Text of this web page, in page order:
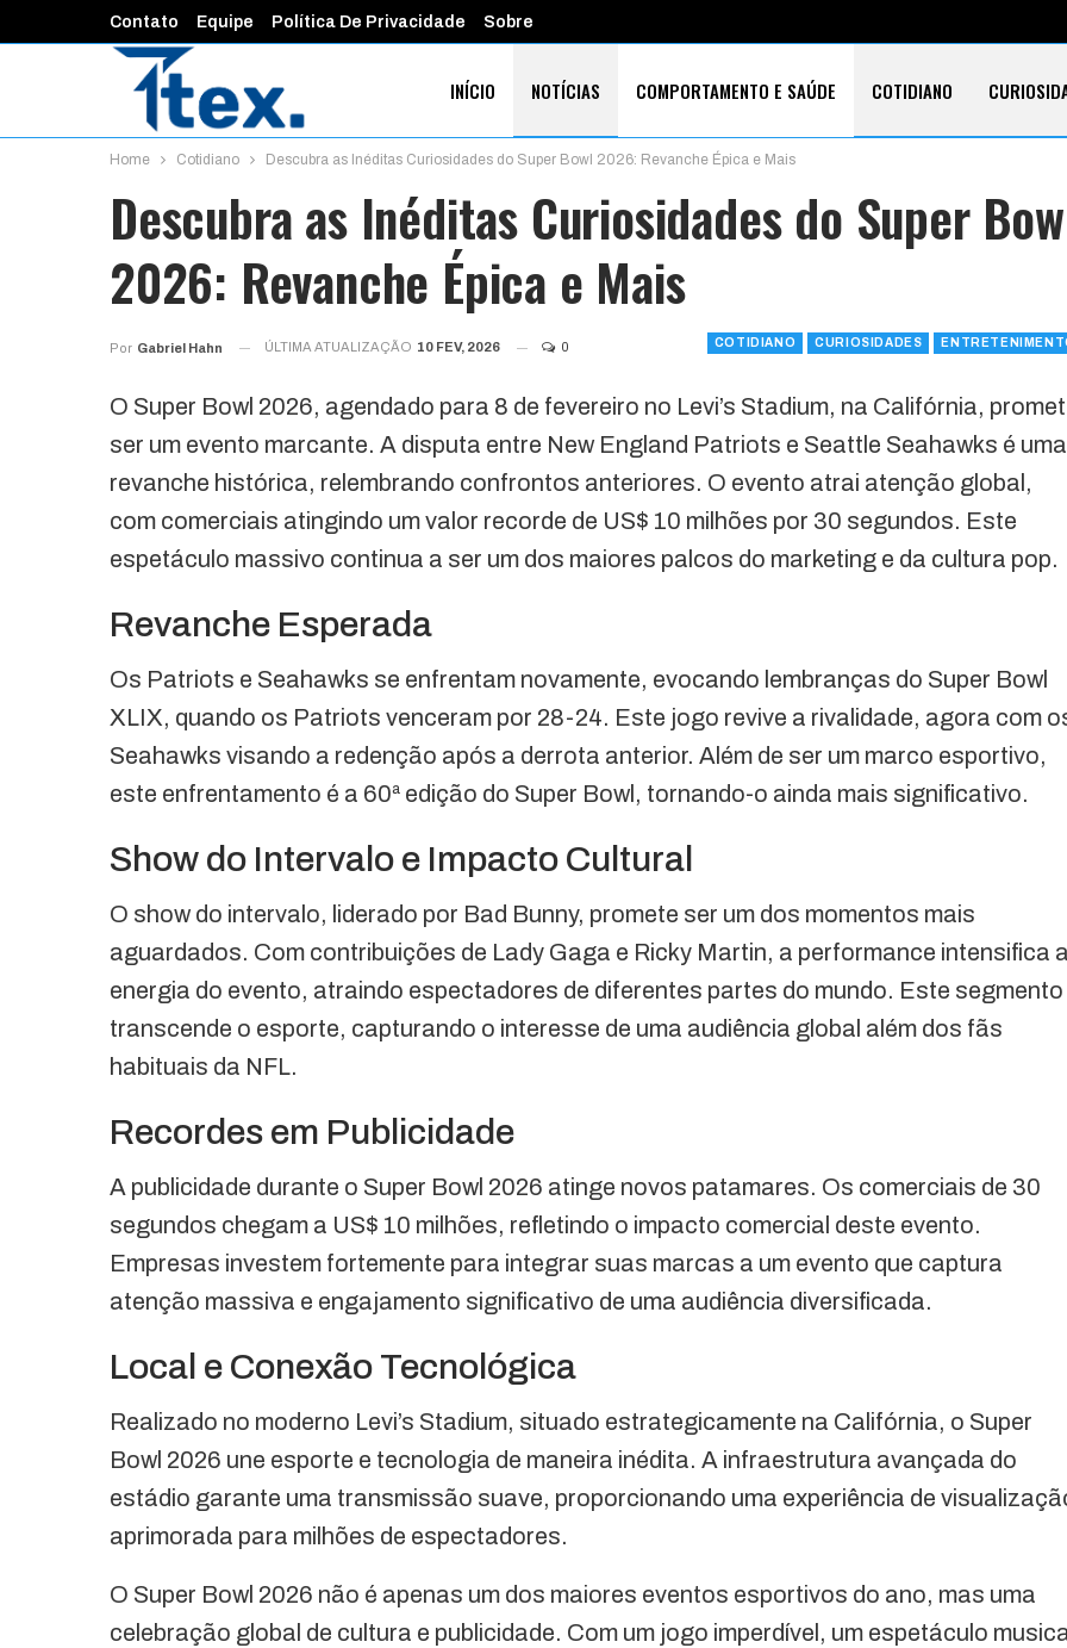
Contato Equipe Política De Privacidade Sobre
INÍCIO NOTÍCIAS COMPORTAMENTO E SAÚDE COTIDIANO
Home Cotidiano Descubra as Inéditas Curiosidades do Super Bowl 2026: Revanche Épica e Mais
Descubra as Inéditas Curiosidades do Super
2026: Revanche Épica e Mais
COTIDIANO CURIOSIDADES
Por Gabriel Hahn ÚLTIMA ATUALIZAÇÃO 10 FEV, 2026 0
O Super Bowl 2026, agendado para 8 de fevereiro no Levi’s Stadium, na Califórnia,
ser um evento marcante. A disputa entre New England Patriots e Seattle Seahawks é uma
revanche histórica, relembrando confrontos anteriores. O evento atrai atenção global,
com comerciais atingindo um valor recorde de US$ 10 milhões por 30 segundos. Este
espetáculo massivo continua a ser um dos maiores palcos do marketing e da cultura pop.
Revanche Esperada
Os Patriots e Seahawks se enfrentam novamente, evocando lembranças do Super Bowl
XLIX, quando os Patriots venceram por 28-24. Este jogo revive a rivalidade, agora com
Seahawks visando a redenção após a derrota anterior. Além de ser um marco esportivo,
este enfrentamento é a 60ª edição do Super Bowl, tornando-o ainda mais significativo.
Show do Intervalo e Impacto Cultural
O show do intervalo, liderado por Bad Bunny, promete ser um dos momentos mais
aguardados. Com contribuições de Lady Gaga e Ricky Martin, a performance intensifica
energia do evento, atraindo espectadores de diferentes partes do mundo. Este segmento
transcende o esporte, capturando o interesse de uma audiência global além dos fãs
habituais da NFL.
Recordes em Publicidade
A publicidade durante o Super Bowl 2026 atinge novos patamares. Os comerciais de 30
segundos chegam a US$ 10 milhões, refletindo o impacto comercial deste evento.
Empresas investem fortemente para integrar suas marcas a um evento que captura
atenção massiva e engajamento significativo de uma audiência diversificada.
Local e Conexão Tecnológica
Realizado no moderno Levi’s Stadium, situado estrategicamente na Califórnia, o Super
Bowl 2026 une esporte e tecnologia de maneira inédita. A infraestrutura avançada do
estádio garante uma transmissão suave, proporcionando uma experiência de
aprimorada para milhões de espectadores.
O Super Bowl 2026 não é apenas um dos maiores eventos esportivos do ano, mas uma
celebração global de cultura e publicidade. Com um jogo imperdível, um espetáculo